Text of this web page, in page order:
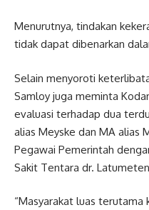
Menurutnya, tindakan
tidak dapat dibenarkan
Selain menyoroti
Samloy juga meminta
evaluasi terhadap dua
alias Meyske dan MA alias
Pegawai Pemerintah
Sakit Tentara dr.
“Masyarakat luas terutama